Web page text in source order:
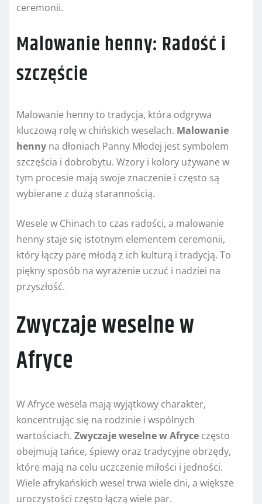
ceremonii.
Malowanie henny: Radość i
szczęście
Malowanie henny to tradycja, która odgrywa
kluczową rolę w chińskich weselach. Malowanie
henny na dłoniach Panny Młodej jest symbolem
szczęścia i dobrobytu. Wzory i kolory używane w
tym procesie mają swoje znaczenie i często są
wybierane z dużą starannością.
Wesele w Chinach to czas radości, a malowanie
henny staje się istotnym elementem ceremonii,
który łączy parę młodą z ich kulturą i tradycją. To
piękny sposób na wyrażenie uczuć i nadziei na
przyszłość.
Zwyczaje weselne w
Afryce
W Afryce wesela mają wyjątkowy charakter,
koncentrując się na rodzinie i wspólnych
wartościach. Zwyczaje weselne w Afryce często
obejmują tańce, śpiewy oraz tradycyjne obrzędy,
które mają na celu uczczenie miłości i jedności.
Wiele afrykańskich wesel trwa wiele dni, a większe
uroczystości często łączą wiele par.